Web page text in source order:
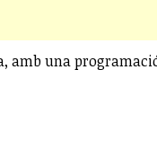
amb una